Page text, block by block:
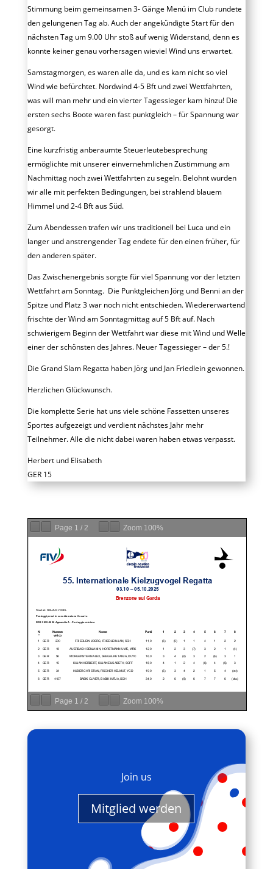
Stimmung beim gemeinsamen 3- Gänge Menü im Club rundete
den gelungenen Tag ab. Auch der angekündigte Start für den
nächsten Tag um 9.00 Uhr stoß auf wenig Widerstand, denn es
konnte keiner genau vorhersagen wieviel Wind uns erwartet.
Samstagmorgen, es waren alle da, und es kam nicht so viel
Wind wie befürchtet. Nordwind 4-5 Bft und zwei Wettfahrten,
was will man mehr und ein vierter Tagessieger kam hinzu! Die
ersten sechs Boote waren fast punktgleich – für Spannung war
gesorgt.
Eine kurzfristig anberaumte Steuerleutebesprechung
ermöglichte mit unserer einvernehmlichen Zustimmung am
Nachmittag noch zwei Wettfahrten zu segeln. Belohnt wurden
wir alle mit perfekten Bedingungen, bei strahlend blauem
Himmel und 2-4 Bft aus Süd.
Zum Abendessen trafen wir uns traditionell bei Luca und ein
langer und anstrengender Tag endete für den einen früher, für
den anderen später.
Das Zwischenergebnis sorgte für viel Spannung vor der letzten
Wettfahrt am Sonntag. Die Punktgleichen Jörg und Benni an der
Spitze und Platz 3 war noch nicht entschieden. Wiedererwartend
frischte der Wind am Sonntagmittag auf 5 Bft auf. Nach
schwierigem Beginn der Wettfahrt war diese mit Wind und Welle
einer der schönsten des Jahres. Neuer Tagessieger – der 5.!
Die Grand Slam Regatta haben Jörg und Jan Friedlein gewonnen.
Herzlichen Glückwunsch.
Die komplette Serie hat uns viele schöne Fassetten unseres
Sportes aufgezeigt und verdient nächstes Jahr mehr
Teilnehmer. Alle die nicht dabei waren haben etwas verpasst.
Herbert und Elisabeth
GER 15
Page 1 / 2 Zoom 100%
Page 1 / 2 Zoom 100%
Join us
Mitglied werden